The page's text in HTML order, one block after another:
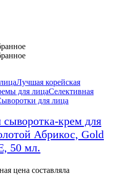
Лучшая корейская
для лицаСелективная
для лица
сыворотка-крем для
Абрикос, Gold
50 мл.
цена составляла